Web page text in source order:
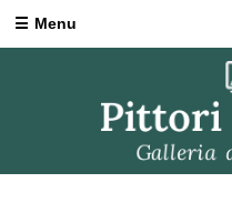
Menu